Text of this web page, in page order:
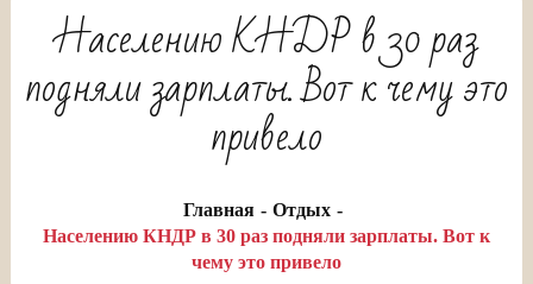
Населению КНДР в 30 раз
подняли зарплаты. Вот к чему это
привело
Главная
Отдых
Населению КНДР в 30 раз подняли зарплаты. Вот к
чему это привело